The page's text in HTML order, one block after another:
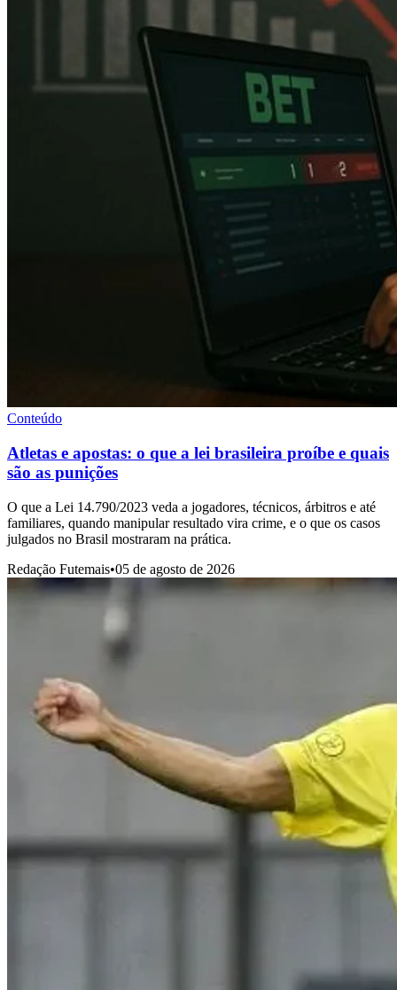
Conteúdo
Atletas e apostas: o que a lei brasileira proíbe e quais
são as punições
O que a Lei 14.790/2023 veda a jogadores, técnicos, árbitros e até
familiares, quando manipular resultado vira crime, e o que os casos
julgados no Brasil mostraram na prática.
Redação Futemais•05 de agosto de 2026